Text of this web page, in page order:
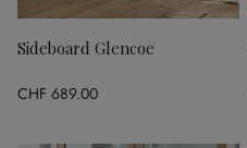
Sideboard Glencoe
CHF 689.00